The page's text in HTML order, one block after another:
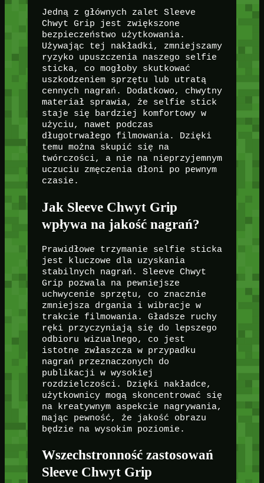
Jedną z głównych zalet Sleeve
Chwyt Grip jest zwiększone
bezpieczeństwo użytkowania.
Używając tej nakładki, zmniejszamy
ryzyko upuszczenia naszego selfie
sticka, co mogłoby skutkować
uszkodzeniem sprzętu lub utratą
cennych nagrań. Dodatkowo, chwytny
materiał sprawia, że selfie stick
staje się bardziej komfortowy w
użyciu, nawet podczas
długotrwałego filmowania. Dzięki
temu można skupić się na
twórczości, a nie na nieprzyjemnym
uczuciu zmęczenia dłoni po pewnym
czasie.
Jak Sleeve Chwyt Grip
wpływa na jakość nagrań?
Prawidłowe trzymanie selfie sticka
jest kluczowe dla uzyskania
stabilnych nagrań. Sleeve Chwyt
Grip pozwala na pewniejsze
uchwycenie sprzętu, co znacznie
zmniejsza drgania i wibracje w
trakcie filmowania. Gładsze ruchy
ręki przyczyniają się do lepszego
odbioru wizualnego, co jest
istotne zwłaszcza w przypadku
nagrań przeznaczonych do
publikacji w wysokiej
rozdzielczości. Dzięki nakładce,
użytkownicy mogą skoncentrować się
na kreatywnym aspekcie nagrywania,
mając pewność, że jakość obrazu
będzie na wysokim poziomie.
Wszechstronność zastosowań
Sleeve Chwyt Grip